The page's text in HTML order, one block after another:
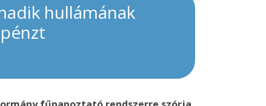
hullámának